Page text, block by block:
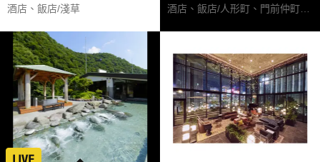
酒店、飯店/淺草